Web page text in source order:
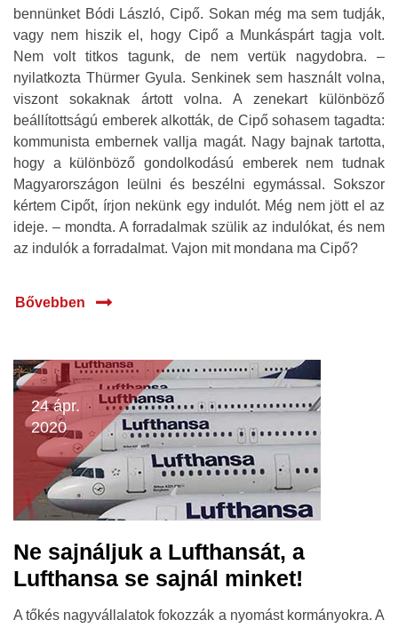
bennünket Bódi László, Cipő. Sokan még ma sem tudják,
vagy nem hiszik el, hogy Cipő a Munkáspárt tagja volt.
Nem volt titkos tagunk, de nem vertük nagydobra. –
nyilatkozta Thürmer Gyula. Senkinek sem használt volna,
viszont sokaknak ártott volna. A zenekart különböző
beállítottságú emberek alkották, de Cipő sohasem tagadta:
kommunista embernek vallja magát. Nagy bajnak tartotta,
hogy a különböző gondolkodású emberek nem tudnak
Magyarországon leülni és beszélni egymással. Sokszor
kértem Cipőt, írjon nekünk egy indulót. Még nem jött el az
ideje. – mondta. A forradalmak szülik az indulókat, és nem
az indulók a forradalmat. Vajon mit mondana ma Cipő?
Bővebben
24 ápr.
2020
Ne sajnáljuk a Lufthansát, a
Lufthansa se sajnál minket!
A tőkés nagyvállalatok fokozzák a nyomást kormányokra. A